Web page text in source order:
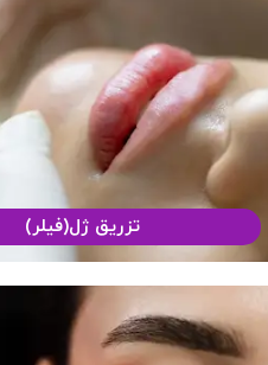
تزریق ژل(فیلر)